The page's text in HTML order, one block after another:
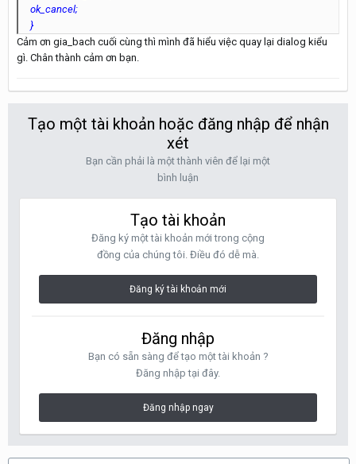
ok_cancel;
}
Cảm ơn gia_bach cuối cùng thì mình đã hiểu việc quay lại dialog kiểu
gì. Chân thành cảm ơn bạn.
Tạo một tài khoản hoặc đăng nhập để nhận
xét
Bạn cần phải là một thành viên để lại một
bình luận
Tạo tài khoản
Đăng ký một tài khoản mới trong cộng
đồng của chúng tôi. Điều đó dễ mà.
Đăng ký tài khoản mới
Đăng nhập
Bạn có sẵn sàng để tạo một tài khoản ?
Đăng nhập tại đây.
Đăng nhập ngay